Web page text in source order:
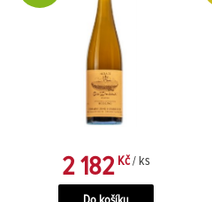
2 182 Kč / ks